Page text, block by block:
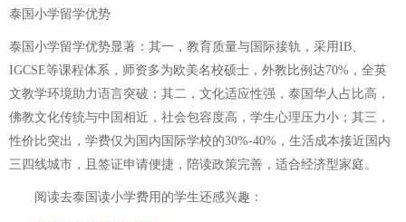
泰国小学留学优势
泰国小学留学优势显著：其一，教育质量与国际接轨，采用IB、
IGCSE等课程体系，师资多为欧美名校硕士，外教比例达70%，全英
文教学环境助力语言突破；其二，文化适应性强，泰国华人占比高，
佛教文化传统与中国相近，社会包容度高，学生心理压力小；其三，
性价比突出，学费仅为国内国际学校的30%-40%，生活成本接近国内
三四线城市，且签证申请便捷，陪读政策完善，适合经济型家庭。
阅读去泰国读小学费用 的学生还感兴趣：